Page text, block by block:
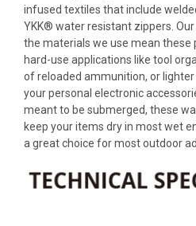
infused textiles that include
YKK® water resistant zippers.
the materials we use mean these
hard-use applications like tool
of reloaded ammunition, or
your personal electronic
meant to be submerged, these
keep your items dry in most wet
a great choice for most outdoor